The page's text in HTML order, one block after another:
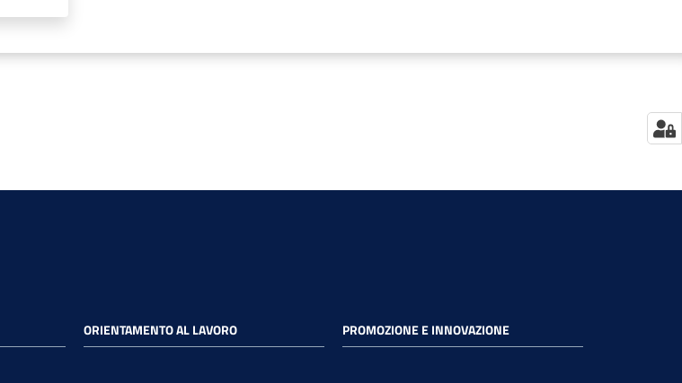
ORIENTAMENTO AL LAVORO PROMOZIONE E INNOVAZIONE